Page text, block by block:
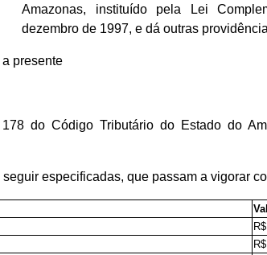
Amazonas, instituído pela Lei
dezembro de 1997, e dá outras
presente
do Código Tributário do Estado do
especificadas, que passam a vigorar